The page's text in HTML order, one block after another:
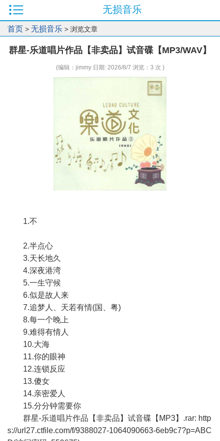
无损音乐
首页 > 无损音乐 > 浏览文章
群星-乐道唱片作品【非卖品】试音碟【MP3/WAV】
(编辑：jimmy 日期: 2026/8/7 浏览：3 次 )
1.不
2.半点心
3.天长地久
4.深夜港湾
5.一生守候
6.似是故人来
7.追梦人、天若有情(国、粤)
8.每一个晚上
9.难得有情人
10.大海
11.你的眼神
12.连锁反应
13.傻女
14.亲密爱人
15.分分钟需要你
群星-乐道唱片作品【非卖品】试音碟【MP3】.rar: http
s://url27.ctfile.com/f/9388027-1064090663-6eb9c7?p=ABC